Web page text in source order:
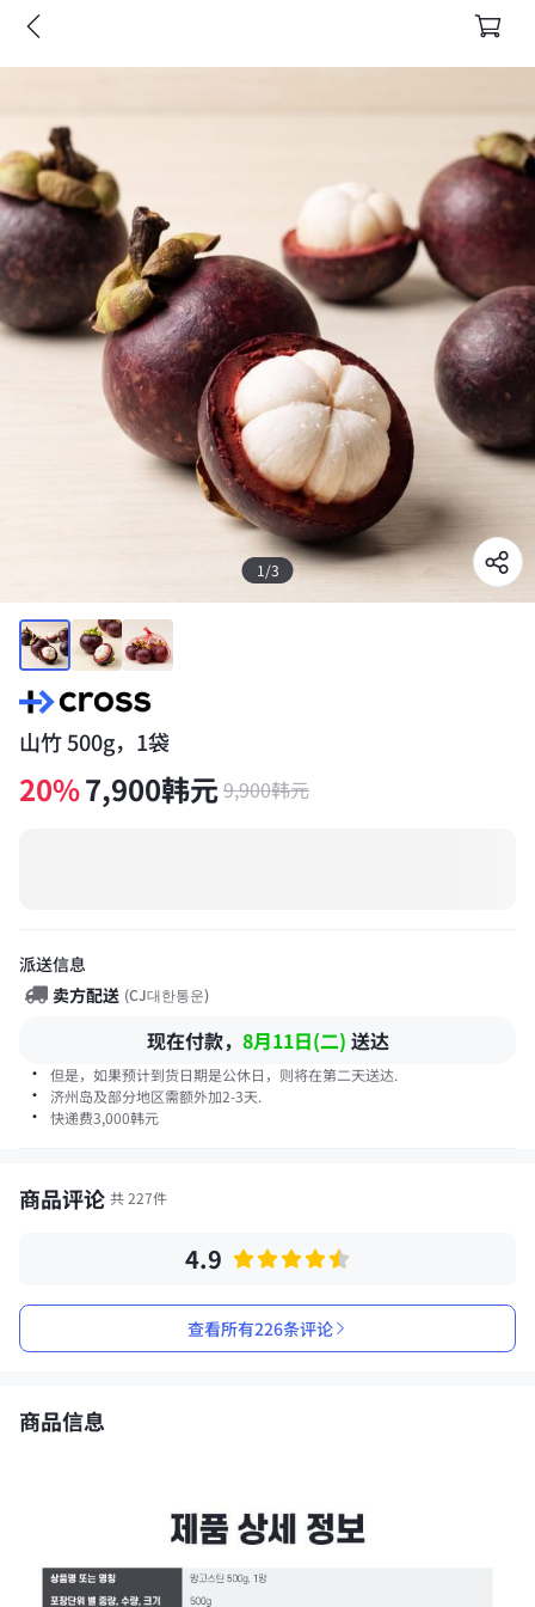
1 /3
山竹 500g，1袋
20%7,900韩元9,900韩元
派送信息
卖方配送 (CJ대한통운)
现在付款， 8月11日(二) 送达
· 但是，如果预计到货日期是公休日，则将在第二天送达.
· 济州岛及部分地区需额外加2-3天.
· 快递费3,000韩元
商品评论 共 227件
4.9
查看所有226条评论
商品信息